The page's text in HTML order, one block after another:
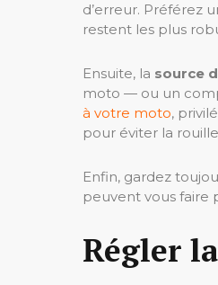
d’erreur. Préférez
restent les plus
Ensuite, la source
moto — ou un
à votre moto,
pour éviter la
Enfin, gardez
peuvent vous faire
Régler